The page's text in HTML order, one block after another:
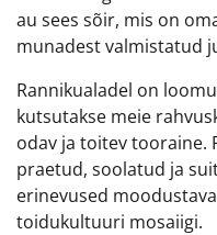
au sees sõir, mis on
munadest valmistatud
Rannikualadel on
kutsutakse meie
odav ja toitev tooraine.
praetud, soolatud ja
erinevused
toidukultuuri mosaiigi.